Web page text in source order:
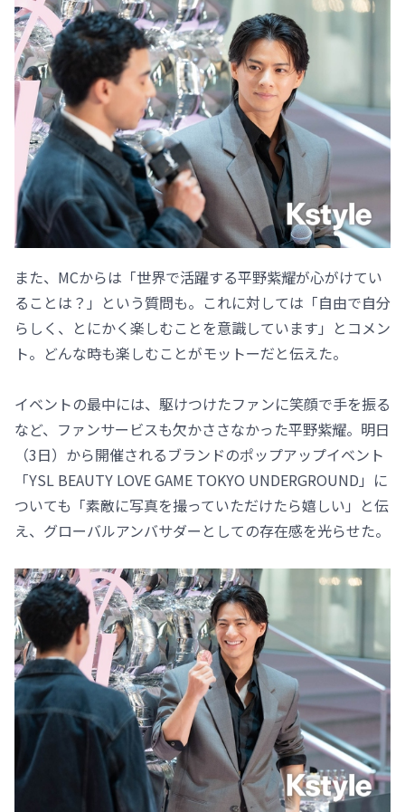
また、MCからは「世界で活躍する平野紫耀が心がけてい
ることは？」という質問も。これに対しては「自由で自分
らしく、とにかく楽しむことを意識しています」とコメン
ト。どんな時も楽しむことがモットーだと伝えた。
イベントの最中には、駆けつけたファンに笑顔で手を振る
など、ファンサービスも欠かささなかった平野紫耀。明日
（3日）から開催されるブランドのポップアップイベント
「YSL BEAUTY LOVE GAME TOKYO UNDERGROUND」に
ついても「素敵に写真を撮っていただけたら嬉しい」と伝
え、グローバルアンバサダーとしての存在感を光らせた。